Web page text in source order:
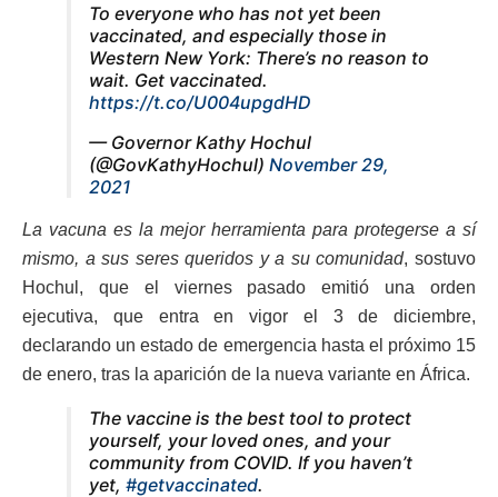
To everyone who has not yet been
vaccinated, and especially those in
Western New York: There’s no reason to
wait. Get vaccinated.
https://t.co/U004upgdHD
— Governor Kathy Hochul
(@GovKathyHochul) November 29,
2021
La vacuna es la mejor herramienta para protegerse a sí
mismo, a sus seres queridos y a su comunidad, sostuvo
Hochul, que el viernes pasado emitió una orden
ejecutiva, que entra en vigor el 3 de diciembre,
declarando un estado de emergencia hasta el próximo 15
de enero, tras la aparición de la nueva variante en África.
The vaccine is the best tool to protect
yourself, your loved ones, and your
community from COVID. If you haven’t
yet, #getvaccinated.